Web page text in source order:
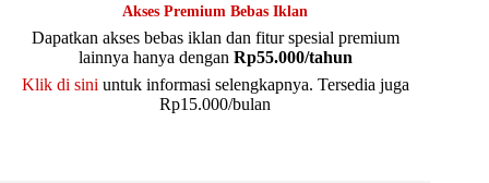
Akses Premium Bebas Iklan
Dapatkan akses bebas iklan dan fitur spesial premium
lainnya hanya dengan Rp55.000/tahun
Klik di sini untuk informasi selengkapnya. Tersedia juga
Rp15.000/bulan